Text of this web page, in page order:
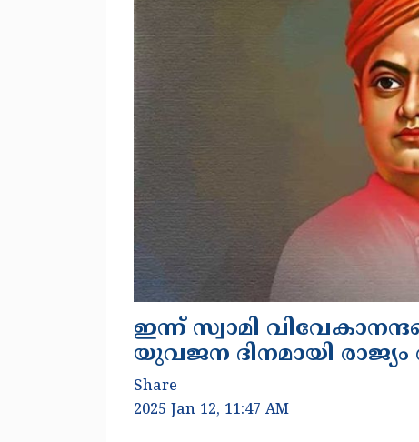
ഇന്ന് സ്വാമി
യുവജന ദിനമായി
Share
2025 Jan 12, 11:47 AM